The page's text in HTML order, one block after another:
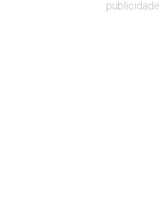
publicidade